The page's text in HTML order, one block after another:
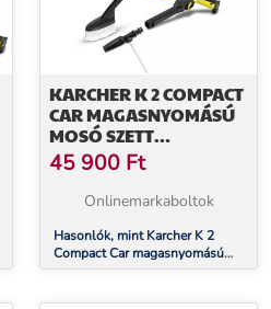
KARCHER K 2 COMPACT
CAR MAGASNYOMÁSÚ
MOSÓ SZETT
(16735060)
45 900 Ft
Onlinemarkaboltok
Hasonlók, mint Karcher K 2
Compact Car magasnyomású
mosó szett (16735060)